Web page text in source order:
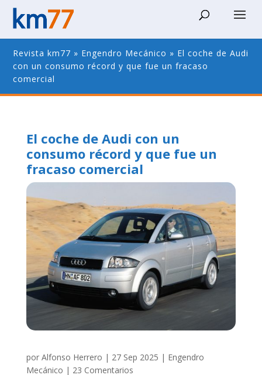
Revista km77 » Engendro Mecánico » El coche de Audi
con un consumo récord y que fue un fracaso
comercial
El coche de Audi con un
consumo récord y que fue un
fracaso comercial
por Alfonso Herrero | 27 Sep 2025 | Engendro
Mecánico | 23 Comentarios